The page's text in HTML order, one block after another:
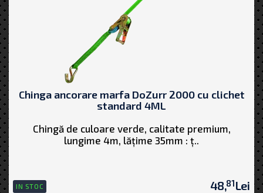
Chinga ancorare marfa DoZurr 2000 cu clichet
standard 4ML
Chingă de culoare verde, calitate premium,
lungime 4m, lățime 35mm : ț..
IN STOC 48,81Lei